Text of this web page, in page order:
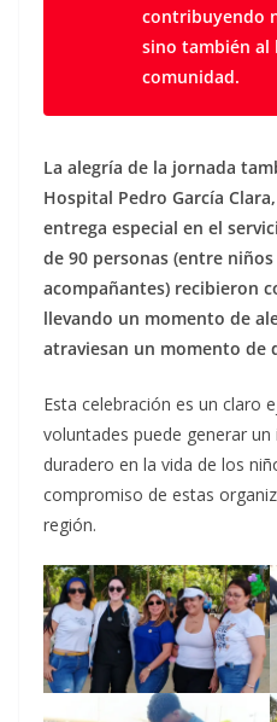
contribuyendo
sino también al
comunidad.
La alegría de la jornada
Hospital Pedro García
entrega especial en el
de 90 personas (entre
acompañantes) recibieron
llevando un momento de
atraviesan un momento de
Esta celebración es un claro
voluntades puede generar
duradero en la vida de los
compromiso de estas
región.